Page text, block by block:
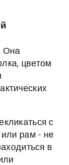
Она
цветом
с
рам - не
в